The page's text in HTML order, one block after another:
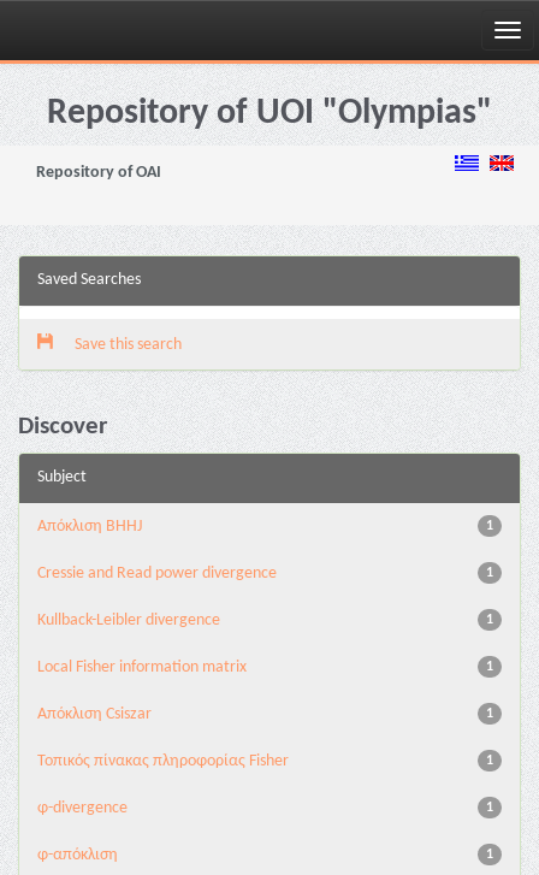
Skip
navigationRepository of UOI "Olympias"
Repository of OAI
Saved Searches
Save this search
Discover
Subject
1
Aπόκλιση BHHJ
1
Cressie and Read power divergence
1
Kullback-Leibler divergence
1
Local Fisher information matrix
1
Απόκλιση Csiszar
1
Τοπικός πίνακας πληροφορίας Fisher
1
φ-divergence
1
φ-απόκλιση